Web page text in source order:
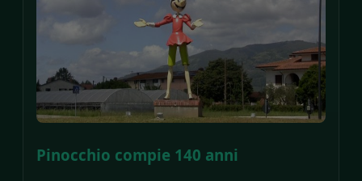
Pinocchio compie 140 anni